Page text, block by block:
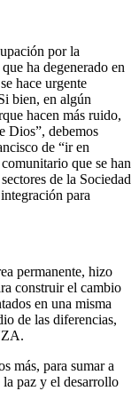
por la
ha degenerado en
hace urgente
bien, en algún
hacen más ruido,
Dios”, debemos
de “ir en
que se han
de la Sociedad
para
permanente, hizo
construir el cambio
en una misma
de las diferencias,
más, para sumar a
paz y el desarrollo